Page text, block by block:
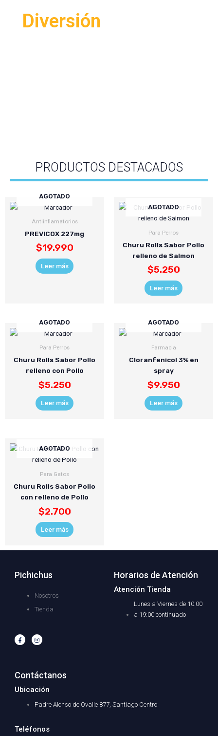
Diversión
PRODUCTOS DESTACADOS
AGOTADO
Antiinflamatorios
PREVICOX 227mg
$19.990
Leer más
AGOTADO
Para Perros
Churu Rolls Sabor Pollo
relleno de Salmon
$5.250
Leer más
AGOTADO
Para Perros
Churu Rolls Sabor Pollo
relleno con Pollo
$5.250
Leer más
AGOTADO
Farmacia
Cloranfenicol 3% en
spray
$9.950
Leer más
AGOTADO
Para Gatos
Churu Rolls Sabor Pollo
con relleno de Pollo
$2.700
Leer más
Pichichus
Nosotros
Tienda
F
a
k
-
I
n
a
m
Horarios de Atención
Atención Tienda
Lunes a Viernes de 10:00
a 19:00 continuado
Contáctanos
Ubicación
Padre Alonso de Ovalle 877, Santiago Centro
Teléfonos